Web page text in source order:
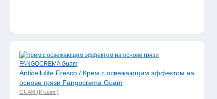
Anticellulite Fresco / Крем с освежающим эффектом на
основе грязи Fangocrema Guam
GUAM (Италия)